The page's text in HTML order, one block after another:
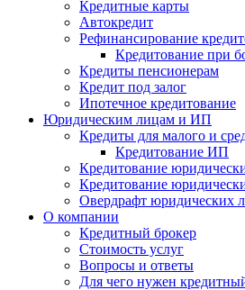
Кредитные карты
Автокредит
Рефинансирование
Кредитование при
Кредиты пенсионерам
Кредит под залог
Ипотечное кредитование
Юридическим лицам и ИП
Кредиты для малого и
Кредитование ИП
Кредитование
Кредитование
Овердрафт юридических
О компании
Кредитный брокер
Стоимость услуг
Вопросы и ответы
Для чего нужен